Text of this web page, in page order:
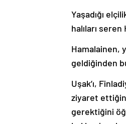
Yaşadığı
halıları
Hamalainen,
geldiğinden
Uşak’ı,
ziyaret
gerektiğini